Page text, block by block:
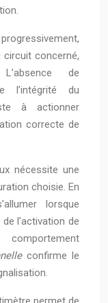
circuit concerné,
de
l’intégrité du
à actionner
correcte de
nécessite une
choisie. En
lorsque
l’activation de
confirme le